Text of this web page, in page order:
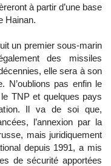
à partir d’une base
Hainan.
un premier sous-marin
des missiles
elle sera à son
N’oublions pas enfin le
TNP et quelques pays
Il va de soi que,
l’annexion par la
mais juridiquement
depuis 1991, a mis
de sécurité apportées